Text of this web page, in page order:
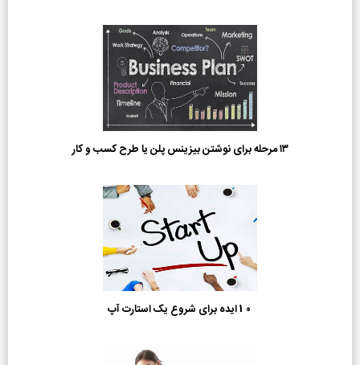
۱۳ مرحله برای نوشتن بیزینس پلن یا طرح کسب و کار
10 ایده برای شروع یک استارت آپ